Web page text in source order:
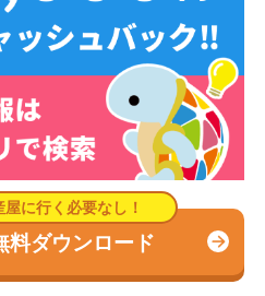
料ダウンロード